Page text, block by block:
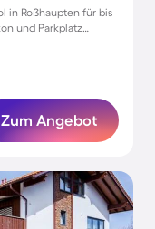
in Roßhaupten für bis
und Parkplatz
Zum Angebot